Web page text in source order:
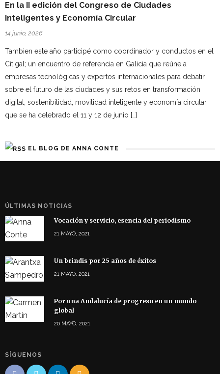
En la II edición del Congreso de Ciudades
Inteligentes y Economía Circular
14 junio, 2026
Tambien este año participé como coordinador y conductos en el
Citigal; un encuentro de referencia en Galicia que reúne a
empresas tecnológicas y expertos internacionales para debatir
sobre el futuro de las ciudades y sus retos en transformación
digital, sostenibilidad, movilidad inteligente y economía circular,
que se ha celebrado el 11 y 12 de junio […]
EL BLOG DE ANNA CONTE
ÚLTIMAS NOTICIAS
Vocación y servicio, esencia del periodismo
21 MAYO, 2021
Un brindis por 25 años de éxitos
21 MAYO, 2021
Por una Andalucía de progreso en un mundo
global
20 MAYO, 2021
SÍGUENOS